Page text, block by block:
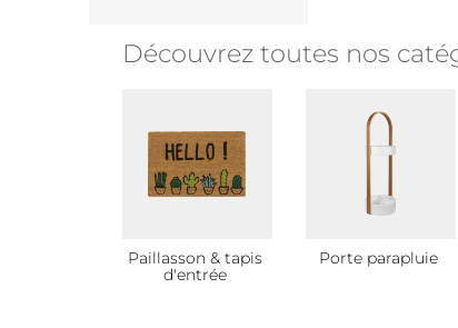
Découvrez toutes nos
Paillasson & tapis
d'entrée
Porte parapluie